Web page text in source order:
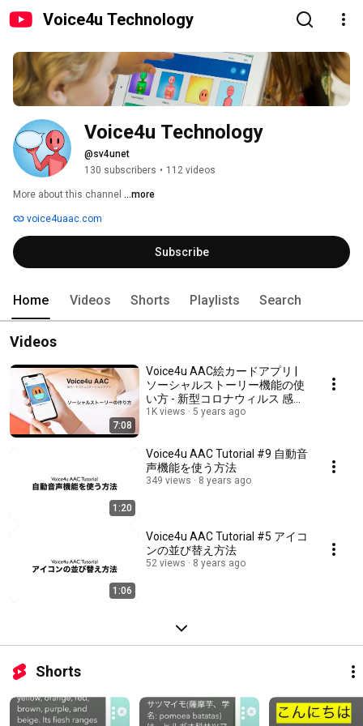
Voice4u Technology
Voice4u Technology
@sv4unet
130 subscribers • 112 videos
More about this channel ...more
voice4uaac.com
Subscribe
Home Videos Shorts Playlists Search
Videos
7:08
Voice4u AAC絵カードアプリ |
ソーシャルストーリー機能の使
い方 - 新型コロナウィルス 感染
対処を例にした作成方法
1K views 5 years ago
1:20
Voice4u AAC Tutorial #9 自動音
声機能を使う方法
349 views 8 years ago
1:06
Voice4u AAC Tutorial #5 アイコ
ンの並び替え方法
52 views 8 years ago
Shorts